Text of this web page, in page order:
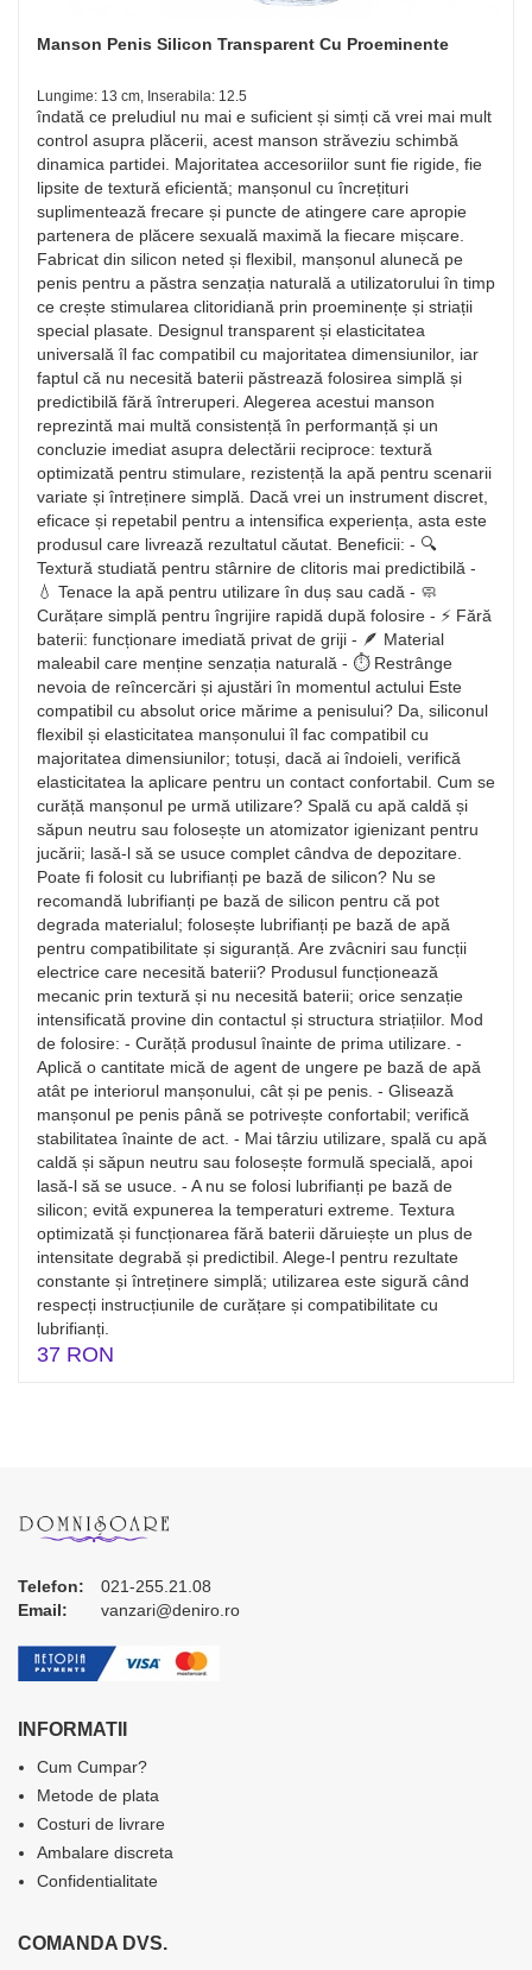
Manson Penis Silicon Transparent Cu Proeminente
Lungime: 13 cm, Inserabila: 12.5
îndată ce preludiul nu mai e suficient și simți că vrei mai mult
control asupra plăcerii, acest manson străveziu schimbă
dinamica partidei. Majoritatea accesoriilor sunt fie rigide, fie
lipsite de textură eficientă; manșonul cu încrețituri
suplimentează frecare și puncte de atingere care apropie
partenera de plăcere sexuală maximă la fiecare mișcare.
Fabricat din silicon neted și flexibil, manșonul alunecă pe
penis pentru a păstra senzația naturală a utilizatorului în timp
ce crește stimularea clitoridiană prin proeminențe și striații
special plasate. Designul transparent și elasticitatea
universală îl fac compatibil cu majoritatea dimensiunilor, iar
faptul că nu necesită baterii păstrează folosirea simplă și
predictibilă fără întreruperi. Alegerea acestui manson
reprezintă mai multă consistență în performanță și un
concluzie imediat asupra delectării reciproce: textură
optimizată pentru stimulare, rezistență la apă pentru scenarii
variate și întreținere simplă. Dacă vrei un instrument discret,
eficace și repetabil pentru a intensifica experiența, asta este
produsul care livrează rezultatul căutat. Beneficii: - 🔍
Textură studiată pentru stârnire de clitoris mai predictibilă -
💧 Tenace la apă pentru utilizare în duș sau cadă - 🧼
Curățare simplă pentru îngrijire rapidă după folosire - ⚡ Fără
baterii: funcționare imediată privat de griji - 🪶 Material
maleabil care menține senzația naturală - ⏱️ Restrânge
nevoia de reîncercări și ajustări în momentul actului Este
compatibil cu absolut orice mărime a penisului? Da, siliconul
flexibil și elasticitatea manșonului îl fac compatibil cu
majoritatea dimensiunilor; totuși, dacă ai îndoieli, verifică
elasticitatea la aplicare pentru un contact confortabil. Cum se
curăță manșonul pe urmă utilizare? Spală cu apă caldă și
săpun neutru sau folosește un atomizator igienizant pentru
jucării; lasă-l să se usuce complet cândva de depozitare.
Poate fi folosit cu lubrifianți pe bază de silicon? Nu se
recomandă lubrifianți pe bază de silicon pentru că pot
degrada materialul; folosește lubrifianți pe bază de apă
pentru compatibilitate și siguranță. Are zvâcniri sau funcții
electrice care necesită baterii? Produsul funcționează
mecanic prin textură și nu necesită baterii; orice senzație
intensificată provine din contactul și structura striațiilor. Mod
de folosire: - Curăță produsul înainte de prima utilizare. -
Aplică o cantitate mică de agent de ungere pe bază de apă
atât pe interiorul manșonului, cât și pe penis. - Glisează
manșonul pe penis până se potrivește confortabil; verifică
stabilitatea înainte de act. - Mai târziu utilizare, spală cu apă
caldă și săpun neutru sau folosește formulă specială, apoi
lasă-l să se usuce. - A nu se folosi lubrifianți pe bază de
silicon; evită expunerea la temperaturi extreme. Textura
optimizată și funcționarea fără baterii dăruiește un plus de
intensitate degrabă și predictibil. Alege-l pentru rezultate
constante și întreținere simplă; utilizarea este sigură când
respecți instrucțiunile de curățare și compatibilitate cu
lubrifianți.
37 RON
Telefon:
021-255.21.08
Email:
vanzari@deniro.ro
INFORMATII
Cum Cumpar?
Metode de plata
Costuri de livrare
Ambalare discreta
Confidentialitate
COMANDA DVS.